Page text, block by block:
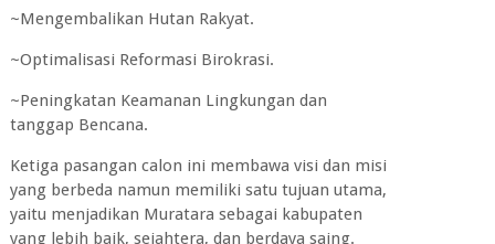
~Mengembalikan Hutan Rakyat.
~Optimalisasi Reformasi Birokrasi.
~Peningkatan Keamanan Lingkungan dan
tanggap Bencana.
Ketiga pasangan calon ini membawa visi dan misi
yang berbeda namun memiliki satu tujuan utama,
yaitu menjadikan Muratara sebagai kabupaten
yang lebih baik, sejahtera, dan berdaya saing.